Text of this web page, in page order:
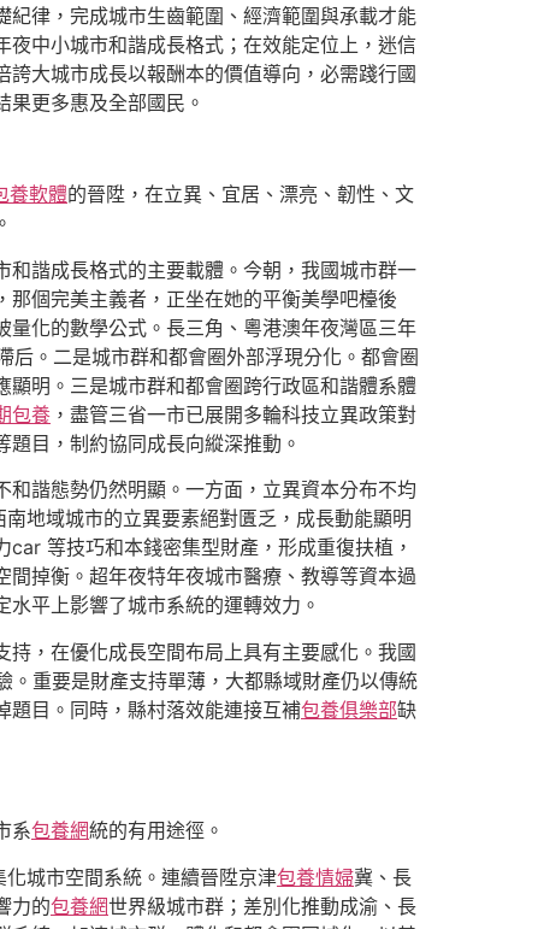
律，完成城市生齒範圍、經濟範圍與承載才能
中小城市和諧成長格式；在效能定位上，迷信
大城市成長以報酬本的價值導向，必需踐行國
更多惠及全部國民。
養軟體的晉陞，在立異、宜居、漂亮、韌性、文
和諧成長格式的主要載體。今朝，我國城市群一
個完美主義者，正坐在她的平衡美學吧檯後
化的數學公式。長三角、粵港澳年夜灣區三年
后。二是城市群和都會圈外部浮現分化。都會圈
明。三是城市群和都會圈跨行政區和諧體系體
包養 ，盡管三省一市已展開多輪科技立異政策對
目，制約協同成長向縱深推動。
諧態勢仍然明顯。一方面，立異資本分布不均
地域城市的立異要素絕對匱乏，成長動能顯明
等技巧和本錢密集型財產，形成重復扶植，
間掉衡。超年夜特年夜城市醫療、教導等資本過
平上影響了城市系統的運轉效力。
，在優化成長空間布局上具有主要感化。我國
重要是財產支持單薄，大都縣域財產仍以傳統
題目。同時，縣村落效能連接互補包養俱樂部缺
系包養網統的有用途徑。
城市空間系統。連續晉陞京津包養情婦冀、長
力的包養網世界級城市群；差別化推動成渝、長